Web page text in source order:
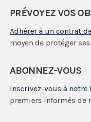
PRÉVOYEZ VOS
Adhérer à un contrat
moyen de protéger
ABONNEZ-VOUS
Inscrivez-vous à notre
premiers informés de